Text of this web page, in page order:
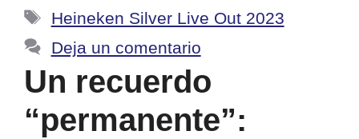
Etiquetas
Heineken Silver Live Out 2023
Deja un comentario
Un recuerdo
“permanente”: